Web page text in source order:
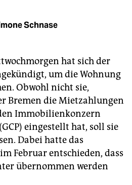
Schnase
hat sich der
um die Wohnung
Obwohl nicht sie,
Bremen die Mietzahlungen
Immobilienkonzern
eingestellt hat, soll sie
Dabei hatte das
Februar entschieden, dass
übernommen werden